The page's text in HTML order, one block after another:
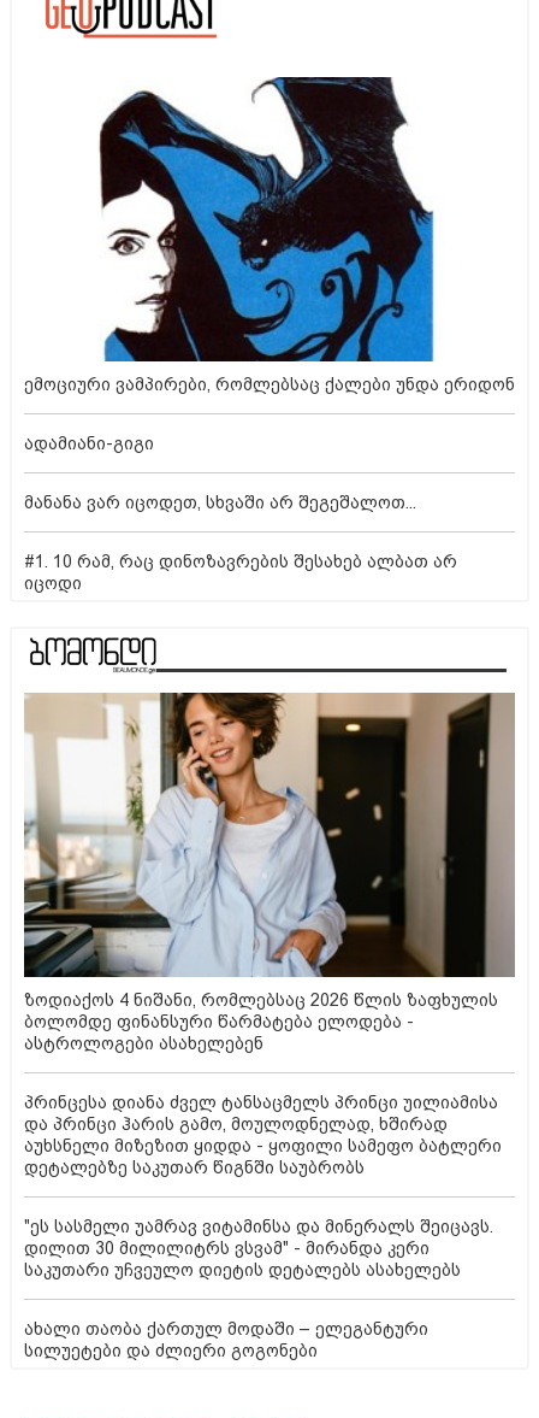
ემოციური ვამპირები, რომლებსაც ქალები უნდა ერიდონ
ადამიანი-გიგი
მანანა ვარ იცოდეთ, სხვაში არ შეგეშალოთ...
#1. 10 რამ, რაც დინოზავრების შესახებ ალბათ არ
იცოდი
ზოდიაქოს 4 ნიშანი, რომლებსაც 2026 წლის ზაფხულის
ბოლომდე ფინანსური წარმატება ელოდება -
ასტროლოგები ასახელებენ
პრინცესა დიანა ძველ ტანსაცმელს პრინცი უილიამისა
და პრინცი ჰარის გამო, მოულოდნელად, ხშირად
აუხსნელი მიზეზით ყიდდა - ყოფილი სამეფო ბატლერი
დეტალებზე საკუთარ წიგნში საუბრობს
"ეს სასმელი უამრავ ვიტამინსა და მინერალს შეიცავს.
დილით 30 მილილიტრს ვსვამ" - მირანდა კერი
საკუთარი უჩვეულო დიეტის დეტალებს ასახელებს
ახალი თაობა ქართულ მოდაში – ელეგანტური
სილუეტები და ძლიერი გოგონები